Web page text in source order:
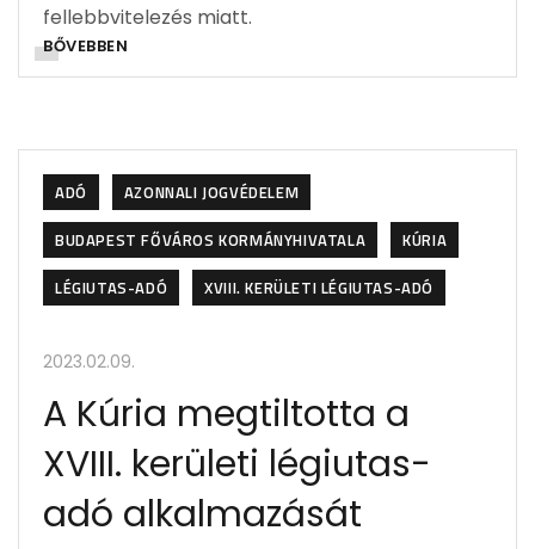
fellebbvitelezés miatt.
BŐVEBBEN
ADÓ
AZONNALI JOGVÉDELEM
BUDAPEST FŐVÁROS KORMÁNYHIVATALA
KÚRIA
LÉGIUTAS-ADÓ
XVIII. KERÜLETI LÉGIUTAS-ADÓ
2023.02.09.
A Kúria megtiltotta a
XVIII. kerületi légiutas-
adó alkalmazását